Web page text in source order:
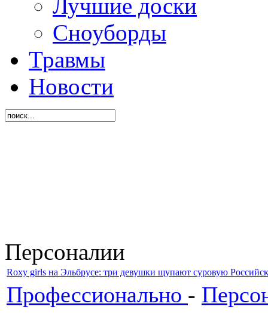
Лучшие доски
Сноуборды
Травмы
Новости
Персоналии
Roxy girls на Эльбрусе: три девушки щупают суровую
Профессионально -